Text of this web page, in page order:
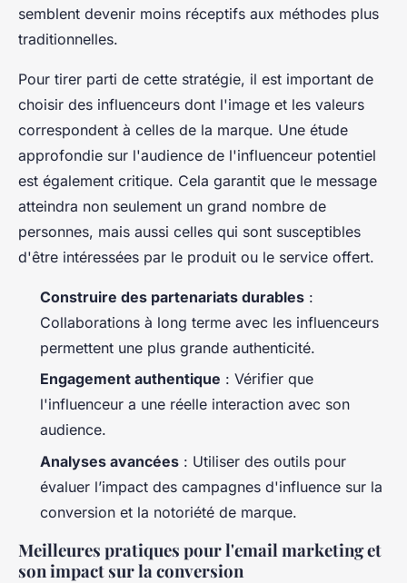
semblent devenir moins réceptifs aux méthodes plus
traditionnelles.
Pour tirer parti de cette stratégie, il est important de
choisir des influenceurs dont l'image et les valeurs
correspondent à celles de la marque. Une étude
approfondie sur l'audience de l'influenceur potentiel
est également critique. Cela garantit que le message
atteindra non seulement un grand nombre de
personnes, mais aussi celles qui sont susceptibles
d'être intéressées par le produit ou le service offert.
Construire des partenariats durables :
Collaborations à long terme avec les influenceurs
permettent une plus grande authenticité.
Engagement authentique : Vérifier que
l'influenceur a une réelle interaction avec son
audience.
Analyses avancées : Utiliser des outils pour
évaluer l’impact des campagnes d'influence sur la
conversion et la notoriété de marque.
Meilleures pratiques pour l'email marketing et
son impact sur la conversion